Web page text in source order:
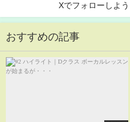
Xでフォローしよう
おすすめの記事